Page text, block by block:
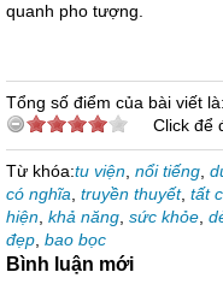
quanh pho tượng.
Tổng số điểm của bài viết
Click để
Từ khóa:tu viện nổi tiếng
có nghĩa truyền thuyết, tất
hiện khả năng sức khỏe
đẹp bao bọc
Bình luận mới